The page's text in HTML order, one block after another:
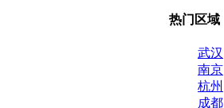
热门区域
武汉
南京
杭州
成都